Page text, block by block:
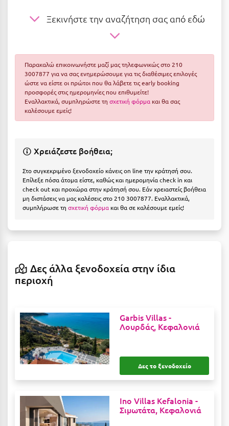
Ελληνικό Αρκαδίας
Ερέτρια
Ερμιόνη
Εύβοια
Ευρυτανία
Ζαγοροχώρια
Ζάκυνθος
Θ
Θεσσαλονίκη
Ιεράπετρα
Ικαρία
Ξεκινήστε την αναζήτηση σας από εδώ
Παρακαλώ επικοινωνήστε μαζί μας τηλεφωνικώς στο 210
3007877 για να σας ενημερώσουμε για τις διαθέσιμες επιλογές
ώστε να είστε οι πρώτοι που θα λάβετε τις early booking
προσφορές στις ημερομηνίες που επιθυμείτε!
Εναλλακτικά, συμπληρώστε τη σχετική φόρμακαι θα σας
καλέσουμε εμείς!
Χρειάζεστε βοήθεια;
Στο συγκεκριμένο ξενοδοχείο κάνεις on line την κράτησή σου.
Επίλεξε πόσα άτομα είστε, καθώς και ημερομηνία check in και
check out και προχώρα στην κράτησή σου. Εάν χρειαστείς βοήθεια
μη διστάσεις να μας καλέσεις στο 210 3007877. Εναλλακτικά,
συμπλήρωσε τη σχετική φόρμα και θα σε καλέσουμε εμείς!
Δες άλλα ξενοδοχεία στην ίδια
περιοχή
Garbis Villas -
Λουρδάς, Κεφαλονιά
Δες το ξενοδοχείο
Ino Villas Kefalonia -
Σιμωτάτα, Κεφαλονιά